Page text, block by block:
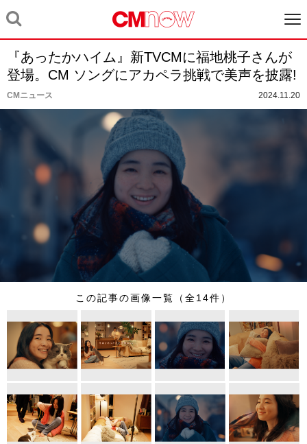
『あったかハイム』新TVCMに福地桃子さんが
登場。CM ソングにアカペラ挑戦で美声を披露!
CMニュース 2024.11.20
この記事の画像一覧（全14件）